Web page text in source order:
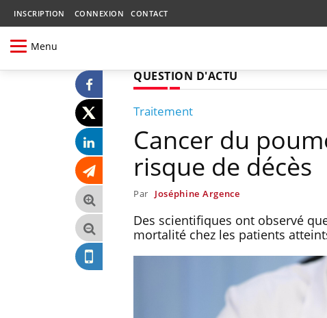
INSCRIPTION CONNEXION CONTACT
Menu
QUESTION D'ACTU
Traitement
Cancer du
risque de décès
Par Joséphine Argence
Des scientifiques ont observé
mortalité chez les patients